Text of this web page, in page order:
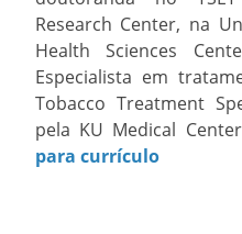
Research Center, na
Health Sciences
Especialista em
Tobacco Treatment
pela KU Medical
para currículo